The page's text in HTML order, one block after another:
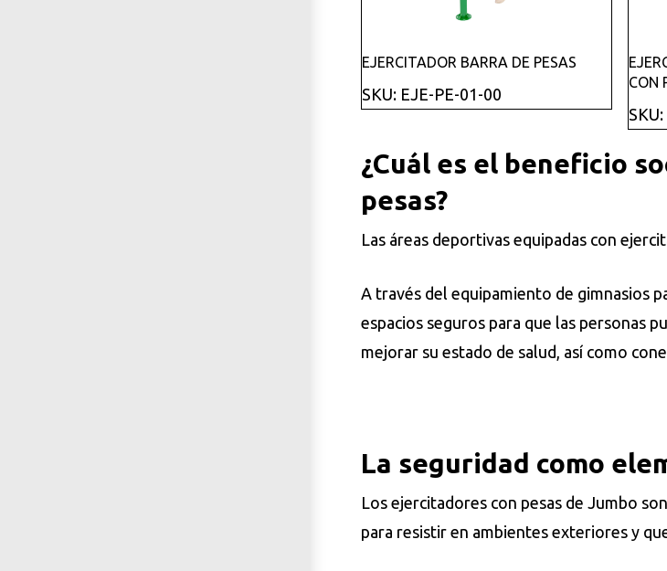
Añadir
EJERCITADOR BARRA DE PESAS
SKU: EJE-PE-01-00
CON
¿Cuál es el beneficio
pesas?
Las áreas deportivas equipadas con
A través del equipamiento de gimnasios
espacios seguros para que las personas
mejorar su estado de salud, así como
La seguridad como
Los ejercitadores con pesas de Jumbo
para resistir en ambientes exteriores y